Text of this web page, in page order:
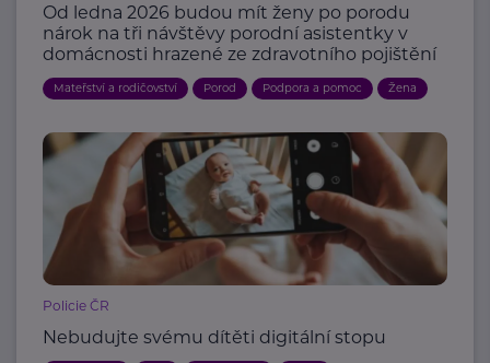
Od ledna 2026 budou mít ženy po porodu
nárok na tři návštěvy porodní asistentky v
domácnosti hrazené ze zdravotního pojištění
Mateřství a rodičovství Porod Podpora a pomoc Žena
Policie ČR
Nebudujte svému dítěti digitální stopu